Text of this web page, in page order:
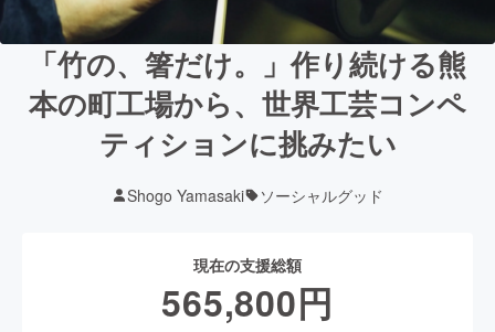
「竹の、箸だけ。」作り続ける熊
本の町工場から、世界工芸コンペ
ティションに挑みたい
Shogo Yamasaki ソーシャルグッド
現在の支援総額
565,800円